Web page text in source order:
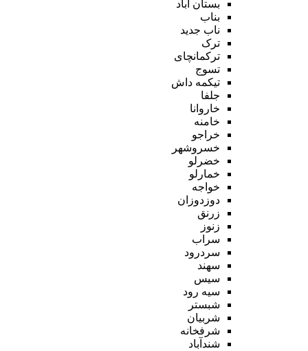
بستان آباد
بناب
ناب جدید
ترک
ترکمانچای
تسوج
تیکمه داش
جلفا
خاروانا
خامنه
خراجو
خسروشهر
خضرلو
خمارلو
خواجه
دوزدوزان
زرنق
زنوز
سراب
سردرود
سهند
سیس
سیه رود
شبستر
شربیان
شرفخانه
شندآباد